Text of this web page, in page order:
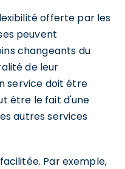
offerte par les
peuvent
changeants du
de leur
service doit être
être le fait d'une
autres services
Par exemple,